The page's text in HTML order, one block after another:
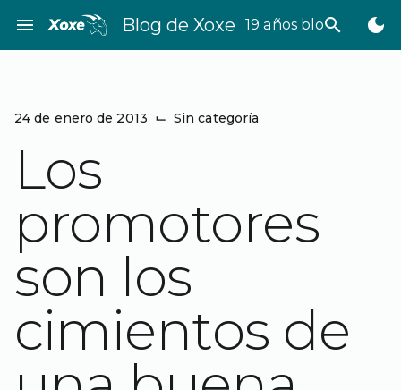
contenido
menu Blog de Xoxe 19 años bloggeando
search dark_mode
24 de enero de 2013 ⌙ Sin categoría
Los
promotores
son los
cimientos de